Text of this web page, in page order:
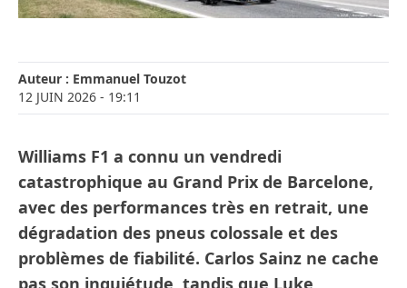
Auteur : Emmanuel Touzot
12 JUIN 2026 - 19:11
Williams F1 a connu un vendredi
catastrophique au Grand Prix de Barcelone,
avec des performances très en retrait, une
dégradation des pneus colossale et des
problèmes de fiabilité. Carlos Sainz ne cache